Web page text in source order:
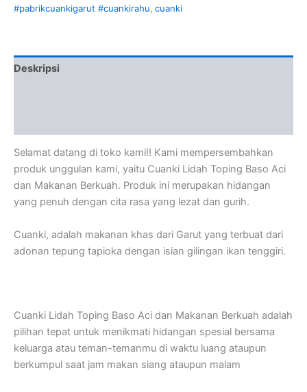
#pabrikcuankigarut #cuankirahu, cuanki
Deskripsi
Selamat datang di toko kami!! Kami mempersembahkan
produk unggulan kami, yaitu Cuanki Lidah Toping Baso Aci
dan Makanan Berkuah. Produk ini merupakan hidangan
yang penuh dengan cita rasa yang lezat dan gurih.
Cuanki, adalah makanan khas dari Garut yang terbuat dari
adonan tepung tapioka dengan isian gilingan ikan tenggiri.
Cuanki Lidah Toping Baso Aci dan Makanan Berkuah adalah
pilihan tepat untuk menikmati hidangan spesial bersama
keluarga atau teman-temanmu di waktu luang ataupun
berkumpul saat jam makan siang ataupun malam